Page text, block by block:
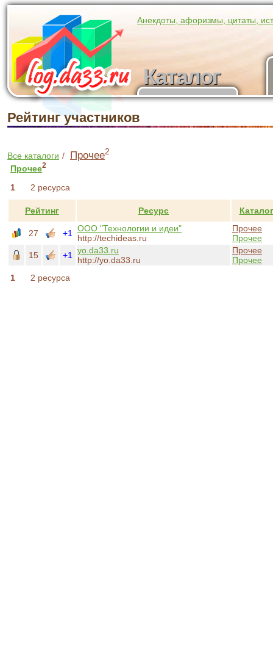
Анекдоты, афоризмы, цитаты,
Каталог
Каталог
Рейтинг участников
Все каталоги / Прочее2
Прочее2
1 2 ресурса
Рейтинг Ресурс Каталог
27 +1 ООО "Технологии и идеи"
http://techideas.ru
Прочее
Прочее
15
+1 yo.da33.ru
http://yo.da33.ru
Прочее
Прочее
1
2 ресурса